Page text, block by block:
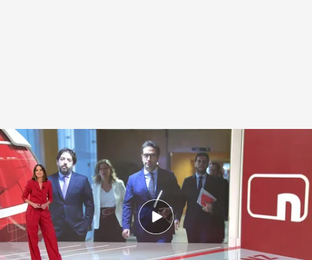
Las noticias, de la mano de Mónica Sanz
Redacción digital Noticias Cuatro
15 ABR 2025 - 21:41h.
El tiempo esta Semana Santa no da tregua en
una jornada con fuertes nevadas, granizo y